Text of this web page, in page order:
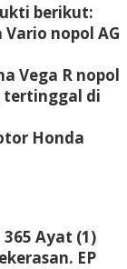
berikut:
nopol AG
Vega R nopol
tertinggal di
Honda
Ayat (1)
EP